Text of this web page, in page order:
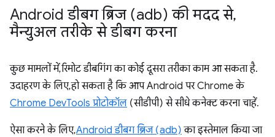
Android डीबग ब्रिज (adb) की मदद से,
मैन्युअल तरीके से डीबग करना
कुछ मामलों में, रिमोट डीबगिंग का कोई दूसरा तरीका काम आ सकता है.
उदाहरण के लिए, हो सकता है कि आप Android पर Chrome के
Chrome DevTools प्रोटोकॉल (सीडीपी) से सीधे कनेक्ट करना चाहें.
ऐसा करने के लिए,Android डीबग ब्रिज (adb) का इस्तेमाल किया जा